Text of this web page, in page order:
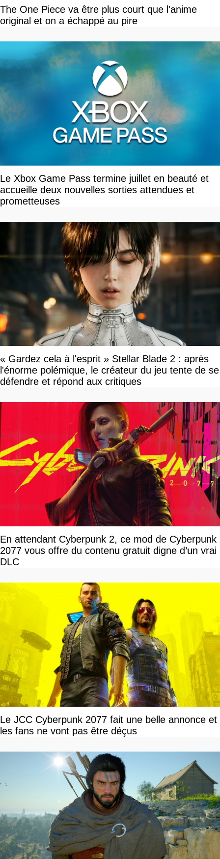
The One Piece va être plus court que l'anime
original et on a échappé au pire
Le Xbox Game Pass termine juillet en beauté et
accueille deux nouvelles sorties attendues et
prometteuses
« Gardez cela à l'esprit » Stellar Blade 2 : après
l'énorme polémique, le créateur du jeu tente de se
défendre et répond aux critiques
En attendant Cyberpunk 2, ce mod de Cyberpunk
2077 vous offre du contenu gratuit digne d’un vrai
DLC
Le JCC Cyberpunk 2077 fait une belle annonce et
les fans ne vont pas être déçus